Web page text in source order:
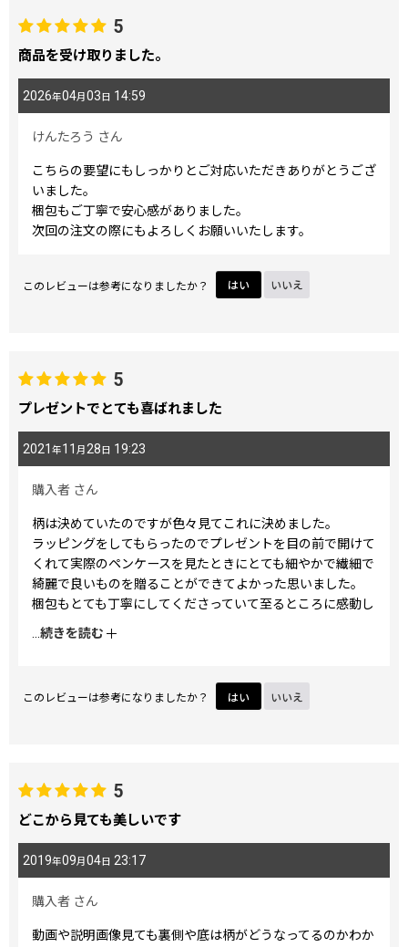
5
商品を受け取りました。
2026年04月03日 14:59
けんたろう さん
こちらの要望にもしっかりとご対応いただきありがとうござ
いました。
梱包もご丁寧で安心感がありました。
次回の注文の際にもよろしくお願いいたします。
このレビューは参考になりましたか？ はい いいえ
5
プレゼントでとても喜ばれました
2021 年11 月 28 日 19:23
購入者 さん
柄は決めていたのですが色々見てこれに決めました。
ラッピングをしてもらったのでプレゼントを目の前で開けて
くれて実際のペンケースを見たときにとても細やかで繊細で
綺麗で良いものを贈ることができてよかった思いました。
梱包もとても丁寧にしてくださっていて至るところに感動し
ました。
続きを読む
このレビューは参考になりましたか？ はい いいえ
5
どこから見ても美しいです
2019年09月 04 日 23:17
購入者 さん
動画や説明画像見ても裏側や底は柄がどうなってるのかわか